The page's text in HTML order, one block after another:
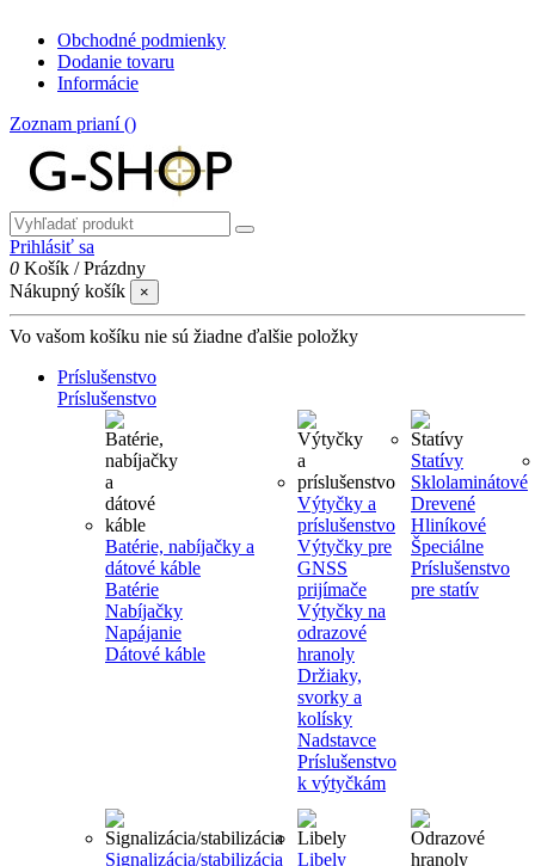
Obchodné podmienky
Dodanie tovaru
Informácie
Zoznam prianí ()
Prihlásiť sa
0 Košík /Prázdny
Nákupný košík
×
Vo vašom košíku nie sú žiadne ďalšie položky
Príslušenstvo
Príslušenstvo
Batérie, nabíjačky a
dátové káble
Batérie
Nabíjačky
Napájanie
Dátové káble
Výtyčky a
príslušenstvo
Výtyčky pre
GNSS
prijímače
Výtyčky na
odrazové
hranoly
Držiaky,
svorky a
kolísky
Nadstavce
Príslušenstvo
k výtyčkám
Statívy
Sklolaminátové
Drevené
Hliníkové
Špeciálne
Príslušenstvo
pre statív
Signalizácia/stabilizácia
Libely